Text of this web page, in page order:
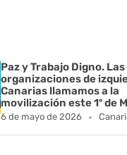
Paz y Trabajo Digno. Las
organizaciones de
Canarias llamamos a la
movilización este 1º de
6 de mayo de 2026